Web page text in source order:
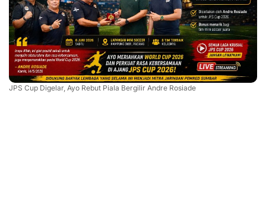
JPS Cup Digelar, Ayo Rebut Piala Bergilir Andre Rosiade